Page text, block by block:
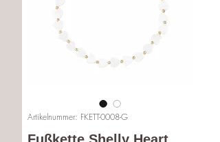
Artikelnummer: FKETT-0008-G